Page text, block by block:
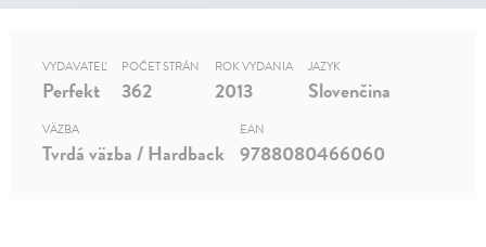
VYDAVATEĽ
Perfekt
POČET STRÁN
362
ROK VYDANIA
2013
JAZYK
Slovenčina
VÄZBA
Tvrdá väzba / Hardback
EAN
9788080466060